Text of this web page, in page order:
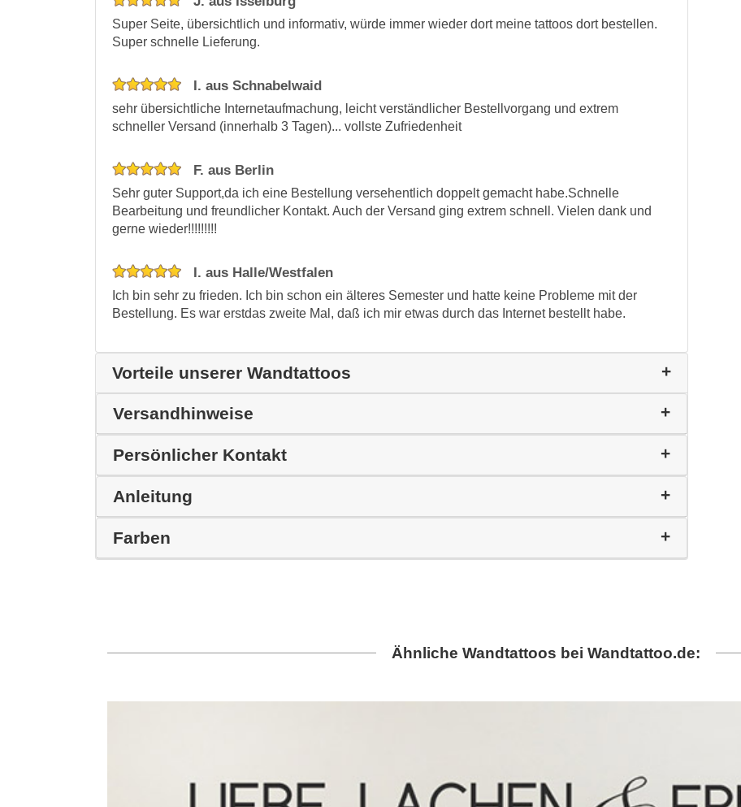
Super Seite, übersichtlich und informativ, würde immer wieder dort meine tattoos dort bestellen.
Super schnelle Lieferung.
I. aus Schnabelwaid
sehr übersichtliche Internetaufmachung, leicht verständlicher Bestellvorgang und extrem
schneller Versand (innerhalb 3 Tagen)... vollste Zufriedenheit
F. aus Berlin
Sehr guter Support,da ich eine Bestellung versehentlich doppelt gemacht habe.Schnelle
Bearbeitung und freundlicher Kontakt. Auch der Versand ging extrem schnell. Vielen dank und
gerne wieder!!!!!!!!!
I. aus Halle/Westfalen
Ich bin sehr zu frieden. Ich bin schon ein älteres Semester und hatte keine Probleme mit der
Bestellung. Es war erstdas zweite Mal, daß ich mir etwas durch das Internet bestellt habe.
Vorteile unserer Wandtattoos
Versandhinweise
Persönlicher Kontakt
Anleitung
Farben
Ähnliche Wandtattoos bei Wandtattoo.de: